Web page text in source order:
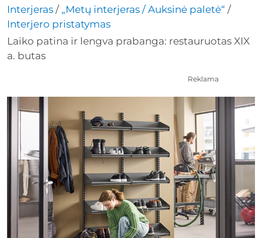
Interjeras / „Metų interjeras / Auksinė paletė“ /
Interjero pristatymas
Laiko patina ir lengva prabanga: restauruotas XIX
a. butas
Reklama